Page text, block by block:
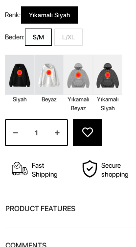
Renk: Yıkamalı Siyah
Beden: S/M L/XL
Siyah Beyaz
Yıkamalı
Beyaz
Yıkamalı
Siyah
Fast
Shipping
Secure
shopping
PRODUCT FEATURES